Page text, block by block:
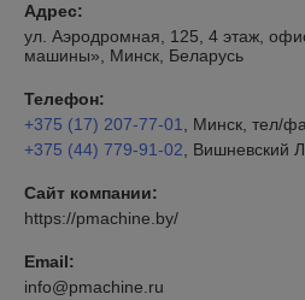
Адрес:
ул. Аэродромная, 125, 4 этаж,
машины», Минск, Беларусь
Телефон:
+375 (17) 207-77-01, Минск, тел/
+375 (44) 779-91-02, Вишневский
Сайт компании:
https://pmachine.by/
Email:
info@pmachine.ru